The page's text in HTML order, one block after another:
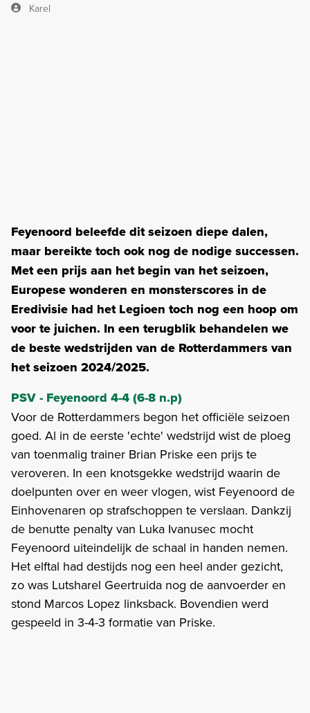
Karel
Feyenoord beleefde dit seizoen diepe dalen,
maar bereikte toch ook nog de nodige successen.
Met een prijs aan het begin van het seizoen,
Europese wonderen en monsterscores in de
Eredivisie had het Legioen toch nog een hoop om
voor te juichen. In een terugblik behandelen we
de beste wedstrijden van de Rotterdammers van
het seizoen 2024/2025.
PSV - Feyenoord 4-4 (6-8 n.p)
Voor de Rotterdammers begon het officiële seizoen
goed. Al in de eerste 'echte' wedstrijd wist de ploeg
van toenmalig trainer Brian Priske een prijs te
veroveren. In een knotsgekke wedstrijd waarin de
doelpunten over en weer vlogen, wist Feyenoord de
Einhovenaren op strafschoppen te verslaan. Dankzij
de benutte penalty van Luka Ivanusec mocht
Feyenoord uiteindelijk de schaal in handen nemen.
Het elftal had destijds nog een heel ander gezicht,
zo was Lutsharel Geertruida nog de aanvoerder en
stond Marcos Lopez linksback. Bovendien werd
gespeeld in 3-4-3 formatie van Priske.